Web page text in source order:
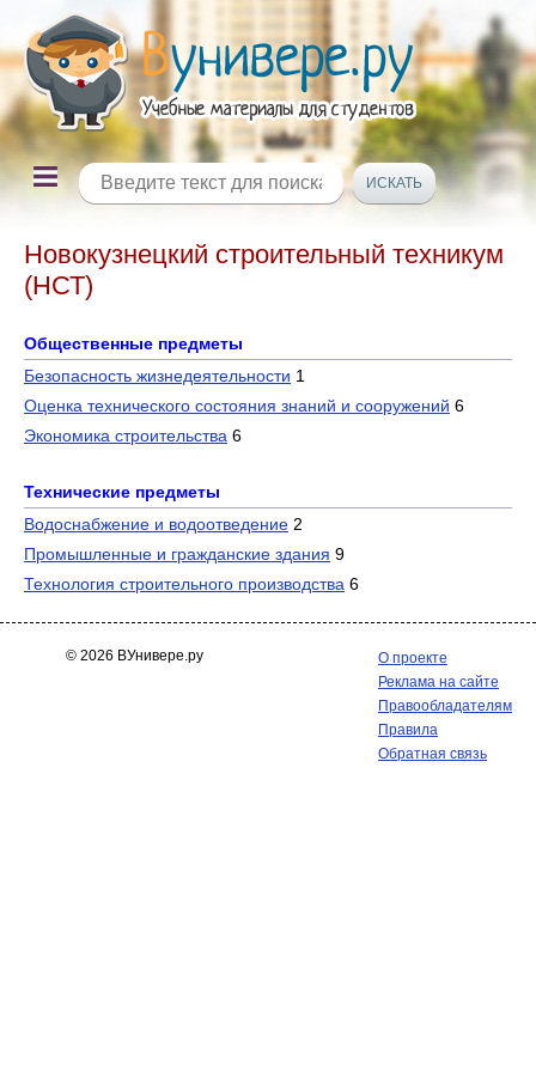
Новокузнецкий строительный техникум
(НСТ)
Общественные предметы
Безопасность жизнедеятельности 1
Оценка технического состояния знаний и сооружений 6
Экономика строительства 6
Технические предметы
Водоснабжение и водоотведение 2
Промышленные и гражданские здания 9
Технология строительного производства 6
© 2026 ВУнивере.ру
О проекте
Реклама на сайте
Правообладателям
Правила
Обратная связь